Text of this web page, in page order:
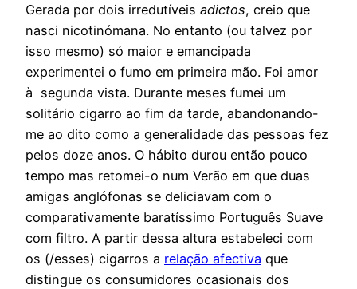
Gerada por dois irredutíveis adictos, creio que
nasci nicotinómana. No entanto (ou talvez por
isso mesmo) só maior e emancipada
experimentei o fumo em primeira mão. Foi amor
à segunda vista. Durante meses fumei um
solitário cigarro ao fim da tarde, abandonando-
me ao dito como a generalidade das pessoas fez
pelos doze anos. O hábito durou então pouco
tempo mas retomei-o num Verão em que duas
amigas anglófonas se deliciavam com o
comparativamente baratíssimo Português Suave
com filtro. A partir dessa altura estabeleci com
os (/esses) cigarros a relação afectiva que
distingue os consumidores ocasionais dos